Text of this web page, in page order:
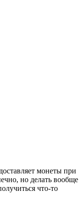
монеты при
но делать вообще
что-то